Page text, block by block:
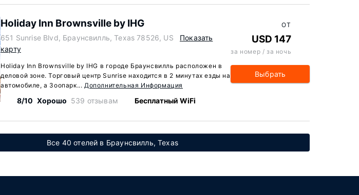
Holiday Inn Brownsville by IHG
651 Sunrise Blvd, Браунсвилль, Texas 78526, US
Показать
карту
Holiday Inn Brownsville by IHG в городе Браунсвилль расположен в
деловой зоне. Торговый центр Sunrise находится в 2 минутах езды на
автомобиле, а Зоопарк...Дополнительная Информация
8/10 Хорошо 539 отзывам Бесплатный WiFi
ОТ
USD 147
за номер / за ночь
Выбрать
Все 40 отелей в Браунсвилль, Texas